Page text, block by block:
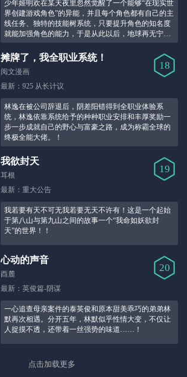
少年姬明欢在某天夜里忽然觉醒了一个能够“在现实世
界创建游戏角色”的异能，并且每个角色都有自己的主
线任务、独特的技能树系统，只要提升角色的知名度
就能加强角色的能力，于是从此以后，地球再无宁静
之日……！
摊牌了，我全职业系统！
阅文漫画
最新：925 从长计议
18
林逸在被公司辞退后，阴差阳错得到全职业体验系
统，林逸依靠系统给予的种种职业安排和丰厚奖励一
步一步成就自己的野心与富豪之路，成为称霸全球的
终极全能大佬。！
我欲封天
耳根
最新：重大公告
19
我若要有天不可无我若要无天不许有！这是一个起始
于第八山与第九山之间的故事一个“我命如妖欲封
天”的世界！！
心动的声音
酉麓
最新：英俊篇-阴谋
20
一心追查母亲案件的泰英俊和原本甜美乖巧的弟弟林
默再次相遇。分开五年，林默似乎性情大变，不仅让
人捉摸不透，还带着一丝强势的味道……！
点击加载更多